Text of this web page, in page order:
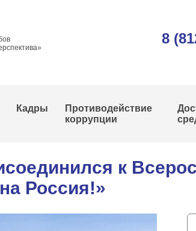
8
Кадры
Противодействие
коррупции
к
Россия!»